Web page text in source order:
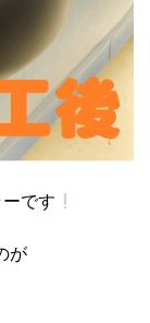
です
が